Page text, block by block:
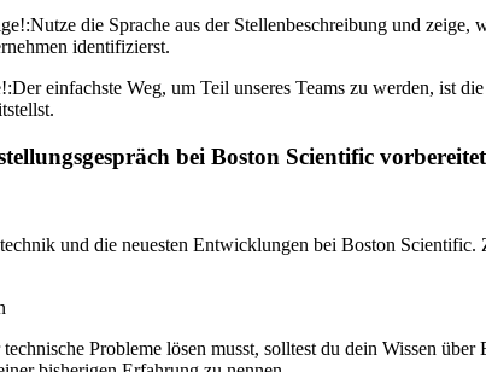
Nutze die Sprache aus der Stellenbeschreibung und
identifizierst.
Der einfachste Weg, um Teil unseres Teams zu werden, ist
bei Boston Scientific vorbereitet
und die neuesten Entwicklungen bei Boston
Probleme lösen musst, solltest du dein Wissen